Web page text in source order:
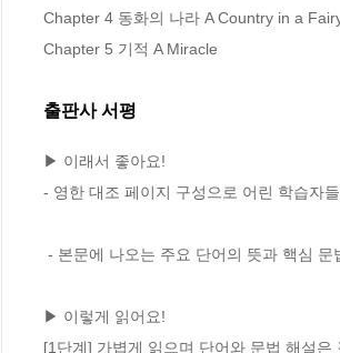
Chapter 4 동화의 나라 A Country in a
Chapter 5 기적 A Miracle
출판사 서평
▶ 이래서 좋아요!
- 영한 대조 페이지 구성으로 어린 학습자
▶ 이렇게 읽어요!
[1단계] 가볍게 읽으며 단어와 문법 해설은